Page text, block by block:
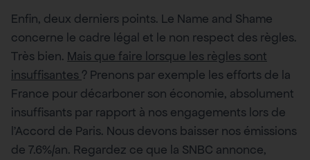
Enfin, deux derniers points. Le Name and Shame
concerne le cadre légal et le non respect des règles.
Très bien. Mais que faire lorsque les règles sont
insuffisantes ? Prenons par exemple les efforts de la
France pour décarboner son économie, absolument
insuffisants par rapport à nos engagements lors de
l’Accord de Paris. Nous devons baisser nos émissions
de 7.6%/an. Regardez ce que la SNBC annonce,